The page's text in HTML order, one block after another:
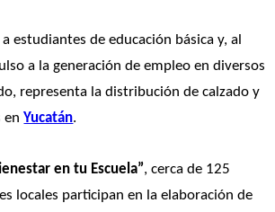
estudiantes de educación básica y, al
a la generación de empleo en diversos
representa la distribución de calzado y
en Yucatán.
en tu Escuela”, cerca de 125
locales participan en la elaboración de